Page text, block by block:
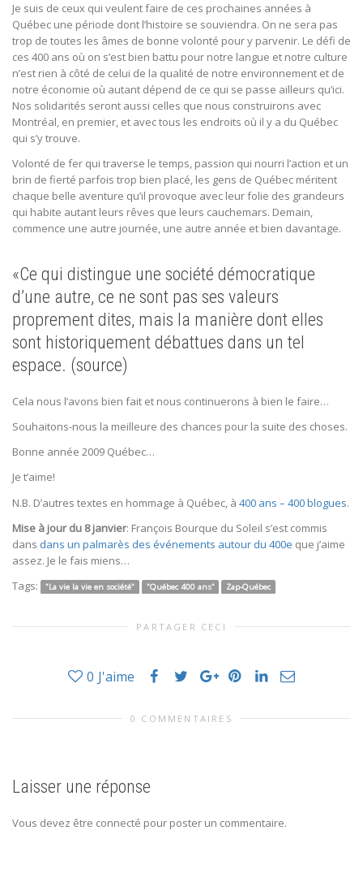
Je suis de ceux qui veulent faire de ces prochaines années à
Québec une période dont l’histoire se souviendra. On ne sera pas
trop de toutes les âmes de bonne volonté pour y parvenir. Le défi de
ces 400 ans où on s’est bien battu pour notre langue et notre culture
n’est rien à côté de celui de la qualité de notre environnement et de
notre économie où autant dépend de ce qui se passe ailleurs qu’ici.
Nos solidarités seront aussi celles que nous construirons avec
Montréal, en premier, et avec tous les endroits où il y a du Québec
qui s’y trouve.
Volonté de fer qui traverse le temps, passion qui nourri l’action et un
brin de fierté parfois trop bien placé, les gens de Québec méritent
chaque belle aventure qu’il provoque avec leur folie des grandeurs
qui habite autant leurs rêves que leurs cauchemars. Demain,
commence une autre journée, une autre année et bien davantage.
«Ce qui distingue une société démocratique
d’une autre, ce ne sont pas ses valeurs
proprement dites, mais la manière dont elles
sont historiquement débattues dans un tel
espace. (source)
Cela nous l’avons bien fait et nous continuerons à bien le faire…
Souhaitons-nous la meilleure des chances pour la suite des choses.
Bonne année 2009 Québec…
Je t’aime!
N.B. D’autres textes en hommage à Québec, à 400 ans – 400 blogues.
Mise à jour du 8 janvier: François Bourque du Soleil s’est commis
dans dans un palmarès des événements autour du 400e que j’aime
assez. Je le fais miens…
Tags:
"La vie la vie en société" "Québec 400 ans" Zap-Québec
PARTAGER CECI
0 J'aime
0 COMMENTAIRES
Laisser une réponse
Vous devez être connecté pour poster un commentaire.